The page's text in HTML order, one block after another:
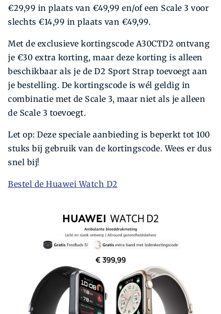
€29,99 in plaats van €49,99 en/of een Scale 3 voor
slechts €14,99 in plaats van €49,99.
Met de exclusieve kortingscode A30CTD2 ontvang
je €30 extra korting, maar deze korting is alleen
beschikbaar als je de D2 Sport Strap toevoegt aan
je bestelling. De kortingscode is wél geldig in
combinatie met de Scale 3, maar niet als je alleen
de Scale 3 toevoegt.
Let op: Deze speciale aanbieding is beperkt tot 100
stuks bij gebruik van de kortingscode. Wees er dus
snel bij!
Bestel de Huawei Watch D2